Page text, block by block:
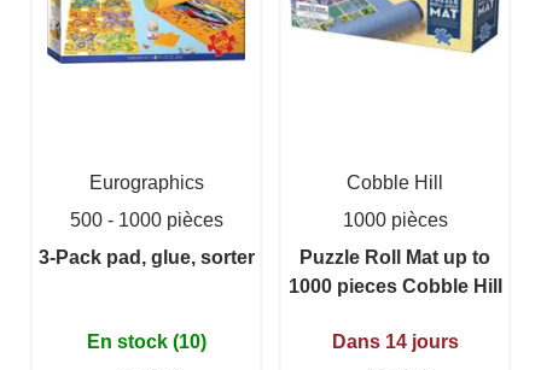
Eurographics
500 - 1000 pièces
3-Pack pad, glue, sorter
En stock (10)
Cobble Hill
1000 pièces
Puzzle Roll Mat up to
1000 pieces Cobble Hill
Dans 14 jours